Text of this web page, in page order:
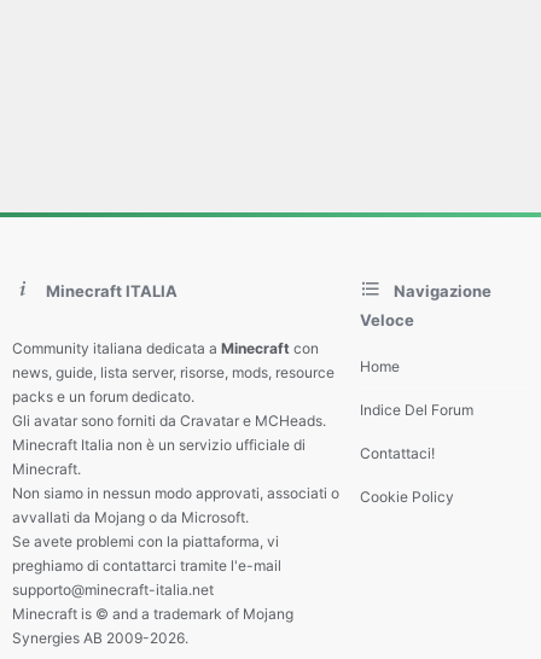
Minecraft ITALIA
Community italiana dedicata a Minecraft con
news, guide, lista server, risorse, mods, resource
packs e un forum dedicato.
Gli avatar sono forniti da Cravatar e MCHeads.
Minecraft Italia non è un servizio ufficiale di
Minecraft.
Non siamo in nessun modo approvati, associati o
avvallati da Mojang o da Microsoft.
Se avete problemi con la piattaforma, vi
preghiamo di contattarci tramite l'e-mail
supporto@minecraft-italia.net
Minecraft is © and a trademark of Mojang
Synergies AB 2009-2026.
Navigazione
Veloce
Home
Indice Del Forum
Contattaci!
Cookie Policy